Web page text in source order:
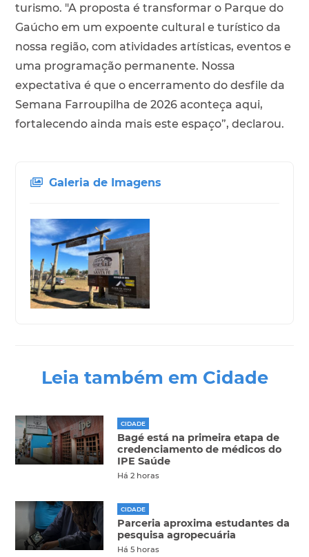
turismo. "A proposta é transformar o Parque do
Gaúcho em um expoente cultural e turístico da
nossa região, com atividades artísticas, eventos e
uma programação permanente. Nossa
expectativa é que o encerramento do desfile da
Semana Farroupilha de 2026 aconteça aqui,
fortalecendo ainda mais este espaço”, declarou.
Galeria de Imagens
Leia também em Cidade
CIDADE
Bagé está na primeira etapa de
credenciamento de médicos do
IPE Saúde
Há 2 horas
CIDADE
Parceria aproxima estudantes da
pesquisa agropecuária
Há 5 horas